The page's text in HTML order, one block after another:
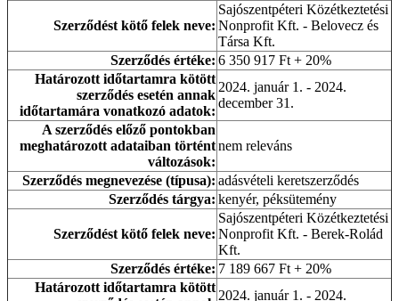
Szerződést kötő felek neve:
Sajószentpéteri Közétkeztetési
Nonprofit Kft. - Belovecz és
Társa Kft.
Szerződés értéke: 6 350 917 Ft + 20%
Határozott időtartamra kötött
szerződés esetén annak
időtartamára vonatkozó adatok:
2024. január 1. - 2024.
december 31.
A szerződés előző pontokban
meghatározott adataiban történt
változások:
nem releváns
Szerződés megnevezése (típusa): adásvételi keretszerződés
Szerződés tárgya: kenyér, péksütemény
Szerződést kötő felek neve:
Sajószentpéteri Közétkeztetési
Nonprofit Kft. - Berek-Rolád
Kft.
Szerződés értéke: 7 189 667 Ft + 20%
Határozott időtartamra kötött
2024. január 1. - 2024.